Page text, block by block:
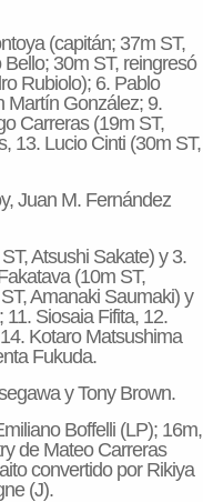
(capitán; 37m ST,
30m ST, reingresó
Rubiolo); 6. Pablo
Martín González; 9.
Carreras (19m ST,
13. Lucio Cinti (30m ST,
Juan M. Fernández
Atsushi Sakate) y 3.
(10m ST,
Amanaki Saumaki) y
Siosaia Fifita, 12.
Kotaro Matsushima
Fukuda.
y Tony Brown.
Boffelli (LP); 16m,
de Mateo Carreras
convertido por Rikiya
(J).